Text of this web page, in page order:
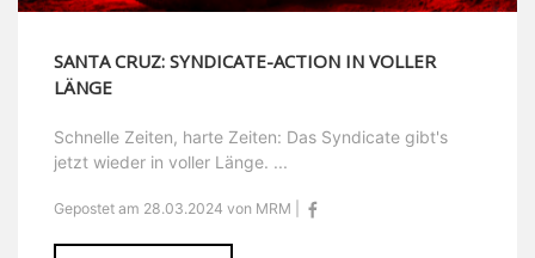
SANTA CRUZ: SYNDICATE-ACTION IN VOLLER
LÄNGE
Schnelle Zeiten, harte Zeiten: Das Syndicate gibt's
jetzt wieder in voller Länge. ...
Gepostet am 28.03.2024 von MRM |